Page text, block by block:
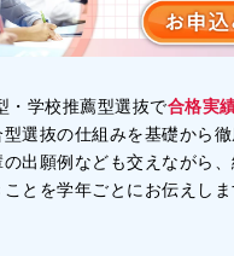
・学校推薦型選抜で合格実
型選抜の仕組みを基礎から
出願例なども交えながら
とを学年ごとにお伝えしま